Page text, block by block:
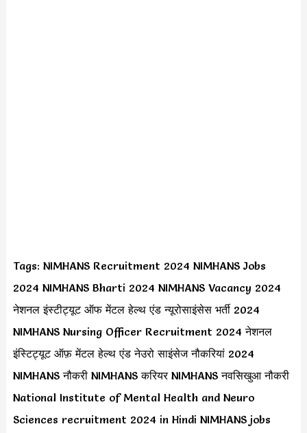
Tags: NIMHANS Recruitment 2024 NIMHANS Jobs
2024 NIMHANS Bharti 2024 NIMHANS Vacancy 2024
नेशनल इंस्टीट्यूट ऑफ मेंटल हेल्थ एंड न्यूरोसाइंसेस भर्ती 2024
NIMHANS Nursing Officer Recruitment 2024 नेशनल
इंस्टिट्यूट ऑफ़ मेंटल हेल्थ एंड नेउरो साइंसेज नौकरियां 2024
NIMHANS नौकरी NIMHANS करियर NIMHANS नवसिखुआ नौकरी
National Institute of Mental Health and Neuro
Sciences recruitment 2024 in Hindi NIMHANS jobs